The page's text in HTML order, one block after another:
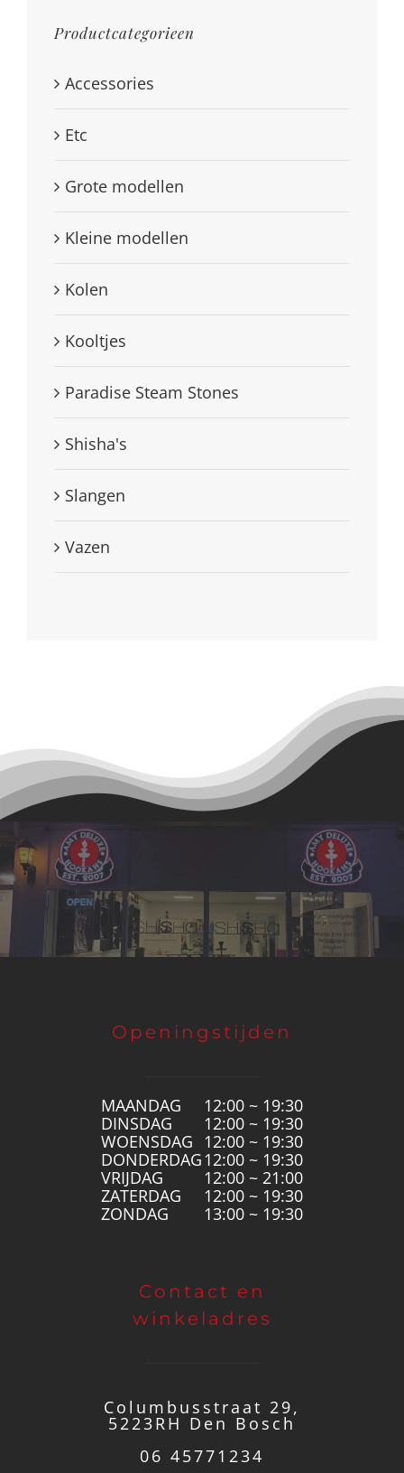
Productcategorieen
Accessories
Etc
Grote modellen
Kleine modellen
Kolen
Kooltjes
Paradise Steam Stones
Shisha's
Slangen
Vazen
Openingstijden
MAANDAG
12:00 ~ 19:30
DINSDAG
12:00 ~ 19:30
WOENSDAG
12:00 ~ 19:30
DONDERDAG 12:00 ~ 19:30
VRIJDAG
12:00 ~ 21:00
ZATERDAG
12:00 ~ 19:30
ZONDAG
13:00 ~ 19:30
Contact en
winkeladres
Columbusstraat 29,
5223RH Den Bosch
06 45771234